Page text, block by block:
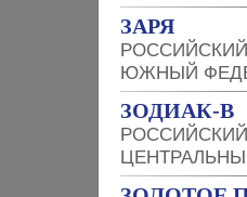
ЗАРЯ
ЮЖНЫЙ
ЗОДИАК-В